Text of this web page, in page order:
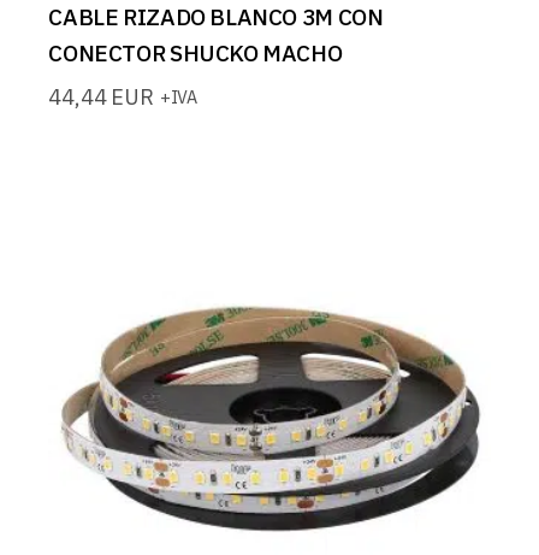
CABLE RIZADO BLANCO 3M CON
CONECTOR SHUCKO MACHO
44,44 EUR +IVA